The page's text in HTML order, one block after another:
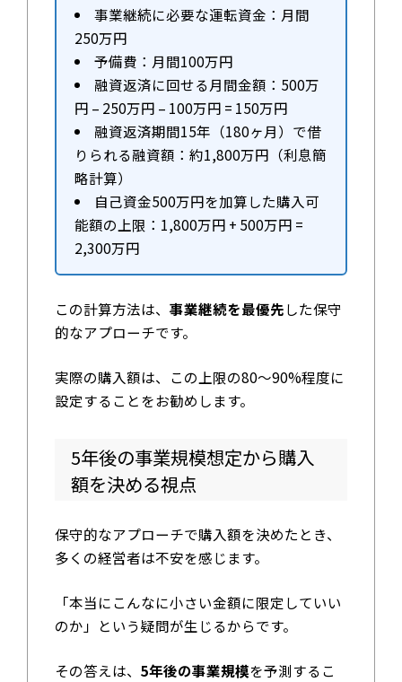
事業継続に必要な運転資金：月間
250万円
予備費：月間100万円
融資返済に回せる月間金額：500万
円 – 250万円 – 100万円 = 150万円
融資返済期間15年（180ヶ月）で借
りられる融資額：約1,800万円（利息簡
略計算）
自己資金500万円を加算した購入可
能額の上限：1,800万円 + 500万円 =
2,300万円
この計算方法は、 事業継続を最優先した保守
的なアプローチです。
実際の購入額は、この上限の80～90%程度に
設定することをお勧めします。
5年後の事業規模想定から購入
額を決める視点
保守的なアプローチで購入額を決めたとき、
多くの経営者は不安を感じます。
「本当にこんなに小さい金額に限定していい
のか」という疑問が生じるからです。
その答えは、 5年後の事業規模を予測するこ